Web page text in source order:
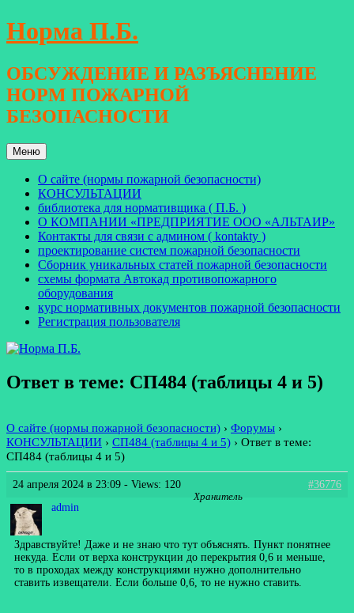
Перейти
к
Норма П.Б.
ОБСУЖДЕНИЕ И РАЗЪЯСНЕНИЕ
НОРМ ПОЖАРНОЙ
БЕЗОПАСНОСТИ
Меню
О сайте (нормы пожарной безопасности)
КОНСУЛЬТАЦИИ
библиотека для нормативщика ( П.Б. )
О КОМПАНИИ «ПРЕДПРИЯТИЕ ООО «АЛЬТАИР»
Контакты для связи с админом ( kontakty )
проектирование систем пожарной безопасности
Сборник уникальных статей пожарной безопасности
схемы формата Автокад противопожарного
оборудования
курс нормативных документов пожарной безопасности
Регистрация пользователя
Ответ в теме: СП484 (таблицы 4 и 5)
О сайте (нормы пожарной безопасности) › Форумы ›
КОНСУЛЬТАЦИИ › СП484 (таблицы 4 и 5) › Ответ в теме:
СП484 (таблицы 4 и 5)
24 апреля 2024 в 23:09 - Views: 120
#36776
admin
Хранитель
Здравствуйте! Даже и не знаю что тут объяснять. Пункт понятнее
некуда. Если от верха конструкции до перекрытия 0,6 и меньше,
то в проходах между конструкциями нужно дополнительно
ставить извещатели. Если больше 0,6, то не нужно ставить.